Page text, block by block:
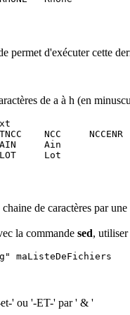
permet d'exécuter cette
de a à h (en
NCC     NCCENR
Ain
Lot
de caractères par
la commande sed, utiliser
et-' ou '-ET-' par ' & '